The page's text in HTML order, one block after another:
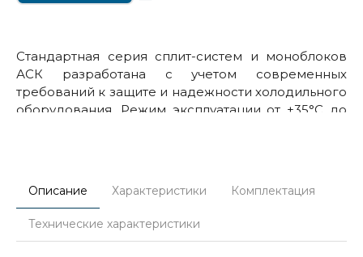
Стандартная серия сплит-систем и моноблоков
АСК разработана с учетом современных
требований к защите и надежности холодильного
оборудования. Режим эксплуатации от +35°С до
Описание Характеристики Комплектация
Технические характеристики